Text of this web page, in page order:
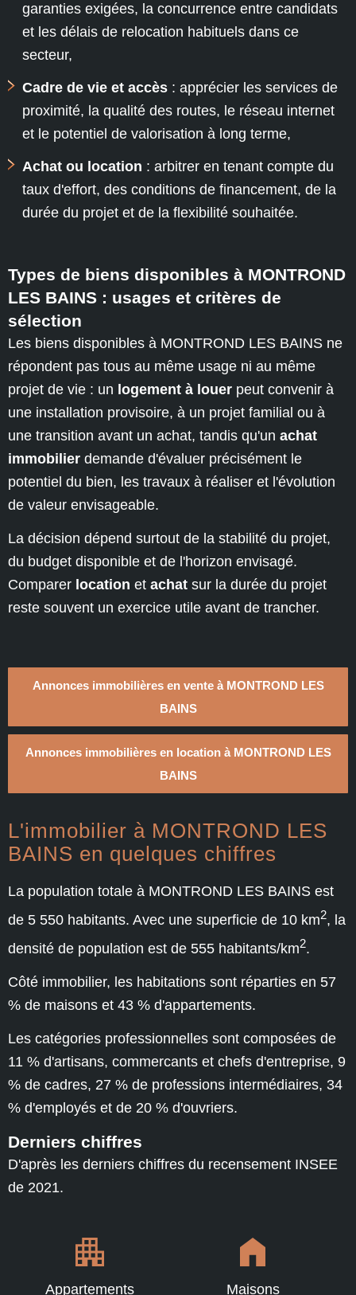
garanties exigées, la concurrence entre candidats
et les délais de relocation habituels dans ce
secteur,
Cadre de vie et accès : apprécier les services de
proximité, la qualité des routes, le réseau internet
et le potentiel de valorisation à long terme,
Achat ou location : arbitrer en tenant compte du
taux d'effort, des conditions de financement, de la
durée du projet et de la flexibilité souhaitée.
Types de biens disponibles à MONTROND
LES BAINS : usages et critères de
sélection
Les biens disponibles à MONTROND LES BAINS ne
répondent pas tous au même usage ni au même
projet de vie : un logement à louer peut convenir à
une installation provisoire, à un projet familial ou à
une transition avant un achat, tandis qu'un achat
immobilier demande d'évaluer précisément le
potentiel du bien, les travaux à réaliser et l'évolution
de valeur envisageable.
La décision dépend surtout de la stabilité du projet,
du budget disponible et de l'horizon envisagé.
Comparer location et achat sur la durée du projet
reste souvent un exercice utile avant de trancher.
Annonces immobilières en vente à MONTROND LES
BAINS
Annonces immobilières en location à MONTROND LES
BAINS
L'immobilier à MONTROND LES
BAINS en quelques chiffres
La population totale à MONTROND LES BAINS est
de 5 550 habitants. Avec une superficie de 10 km2, la
densité de population est de 555 habitants/km2.
Côté immobilier, les habitations sont réparties en 57
% de maisons et 43 % d'appartements.
Les catégories professionnelles sont composées de
11 % d'artisans, commercants et chefs d'entreprise, 9
% de cadres, 27 % de professions intermédiaires, 34
% d'employés et de 20 % d'ouvriers.
Derniers chiffres
D'après les derniers chiffres du recensement INSEE
de 2021.
Appartements Maisons